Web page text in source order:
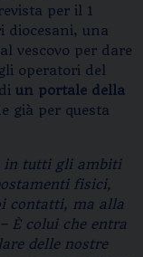
per il 1
diocesani, una
vescovo per dare
operatori del
un portale della
già per questa
in tutti gli ambiti
fisici,
contatti, ma alla
– È colui che entra
delle nostre